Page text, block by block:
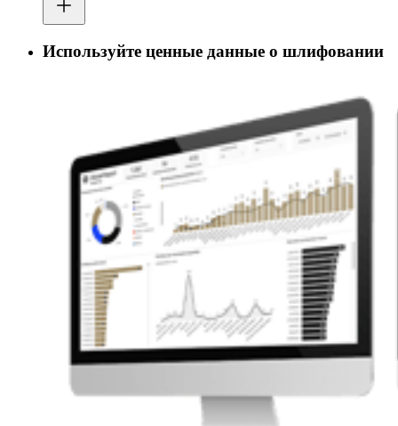
Используйте ценные данные о шлифовании